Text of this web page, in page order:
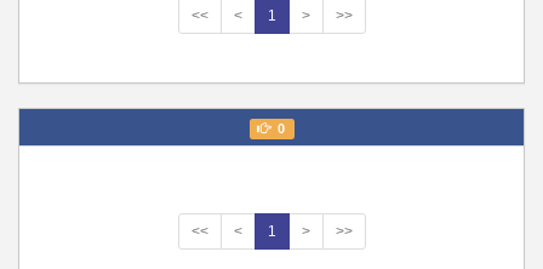
<< < 1 > >>
0
<< < 1 > >>